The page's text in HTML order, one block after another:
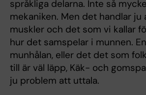
språkliga delarna. Inte så
mekaniken. Men det handlar ju
muskler och det som vi kallar
hur det samspelar i munnen.
munhålan, eller det det som
till är väl läpp, Käk- och
ju problem att uttala.